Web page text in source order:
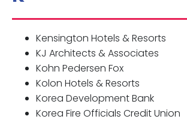
Kensington Hotels & Resorts
KJ Architects & Associates
Kohn Pedersen Fox
Kolon Hotels & Resorts
Korea Development Bank
Korea Fire Officials Credit Union